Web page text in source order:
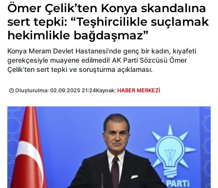
Ömer Çelik’ten Konya skandalına
sert tepki: “Teşhircilikle suçlamak
hekimlikle bağdaşmaz”
Konya Meram Devlet Hastanesi’nde genç bir kadın, kıyafeti
gerekçesiyle muayene edilmedi! AK Parti Sözcüsü Ömer
Çelik’ten sert tepki ve soruşturma açıklaması.
Oluşturulma: 02.09.2025 21:24Kaynak: HABER MERKEZİ